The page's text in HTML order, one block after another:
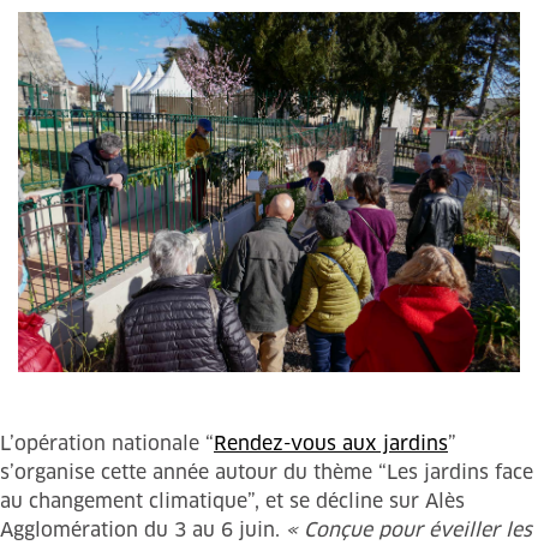
L’opération nationale “Rendez-vous aux jardins”
s’organise cette année autour du thème “Les jardins face
au changement climatique”, et se décline sur Alès
Agglomération du 3 au 6 juin. « Conçue pour éveiller les